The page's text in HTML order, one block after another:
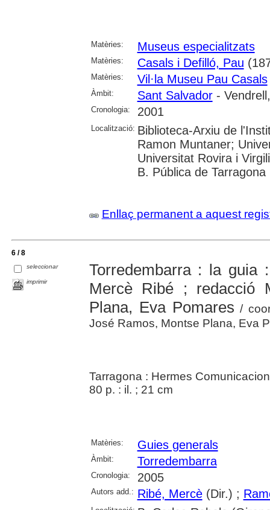
Matèries: Museus especialitzats
Matèries: Casals i Defilló, Pau
Matèries: Vil·la Museu Pau Casals
Àmbit: Sant Salvador-
Cronologia: 2001
Localització: Biblioteca-Arxiu de
Ramon Muntaner;
Universitat Rovira i
B. Pública de Tarragona
Enllaç permanent a aquest
6 / 8
seleccionar
imprimir
Torredembarra : la guia
Mercè Ribé ; redacció
Plana, Eva Pomares /
José Ramos, Montse Plana, Eva
Tarragona : Hermes
80 p. : il. ; 21 cm
Matèries: Guies generals
Àmbit: Torredembarra
Cronologia: 2005
Autors add.: Ribé, Mercè(Dir.) ;